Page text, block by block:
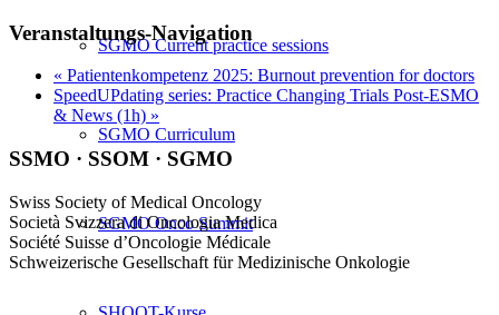
SGMO Current practice sessions
SGMO Curriculum
SGMO Onco Summit
Veranstaltungs-Navigation
« Patientenkompetenz 2025: Burnout prevention for doctors
SpeedUPdating series: Practice Changing Trials Post-ESMO
& News (1h) »
SSMO · SSOM · SGMO
Swiss Society of Medical Oncology
Società Svizzera di Oncologia Medica
Société Suisse d’Oncologie Médicale
Schweizerische Gesellschaft für Medizinische Onkologie